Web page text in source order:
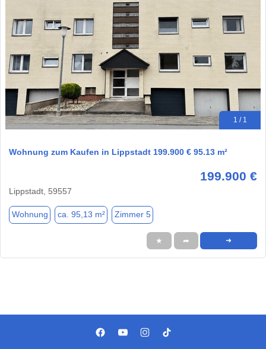
1 / 1
Wohnung zum Kaufen in Lippstadt 199.900 € 95.13 m²
199.900 €
Lippstadt, 59557
Wohnung ca. 95,13 m² Zimmer 5
★ ➦ ➜